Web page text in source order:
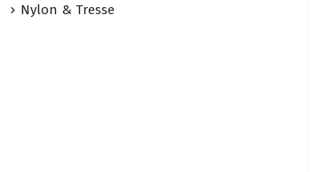
Nylon & Tresse